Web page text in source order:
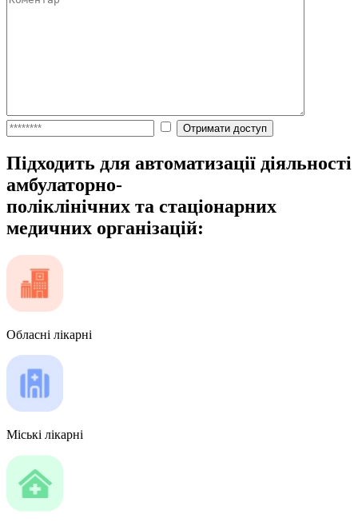
Підходить для автоматизації діяльності
амбулаторно-
поліклінічних та стаціонарних
медичних організацій:
Обласні лікарні
Міські лікарні